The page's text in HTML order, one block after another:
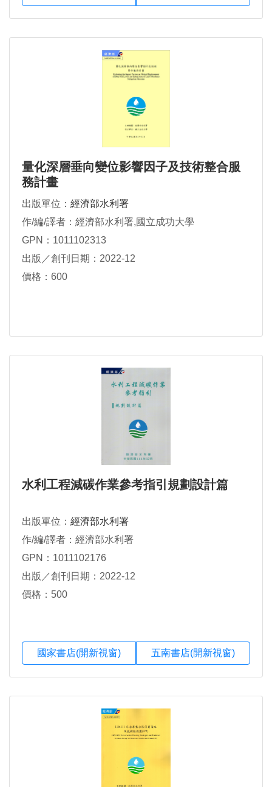
量化深層垂向變位影響因子及技術整合服
務計畫
出版單位： 經濟部水利署
作/編/譯者：經濟部水利署,國立成功大學
GPN：1011102313
出版／創刊日期：2022-12
價格：600
水利工程減碳作業參考指引規劃設計篇
出版單位： 經濟部水利署
作/編/譯者：經濟部水利署
GPN：1011102176
出版／創刊日期：2022-12
價格：500
國家書店(開新視窗) 五南書店(開新視窗)